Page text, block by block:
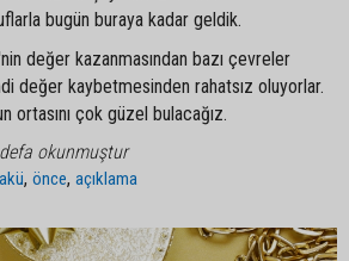
bugün buraya kadar geldik.
değer kazanmasından bazı çevreler
değer kaybetmesinden rahatsız oluyorlar.
ortasını çok güzel bulacağız.
okunmuştur
,önce,açıklama